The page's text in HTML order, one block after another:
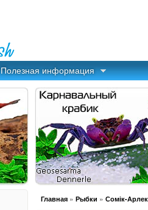
Полезная информация
Главная » Рыбки » Сомік-